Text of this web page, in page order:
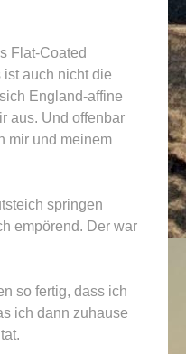
Flat-Coated
ist auch nicht die
England-affine
aus. Und offenbar
mir und meinem
springen
empörend. Der war
so fertig, dass ich
ich dann zuhause